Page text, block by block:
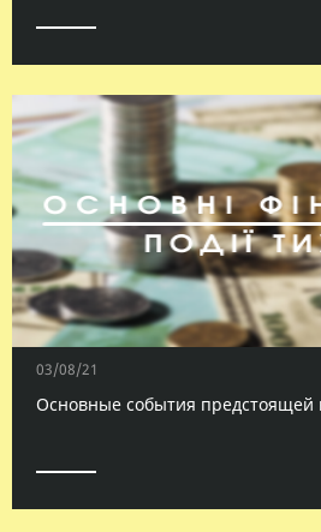
03/08/21
Основные события предстоящей